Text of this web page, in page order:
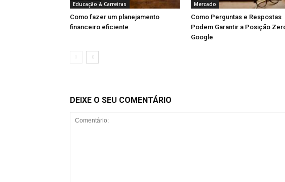
Educação & Carreiras
Como fazer um planejamento
financeiro eficiente
Mercado
Como Perguntas e Respostas
Podem Garantir a Posição
Google
DEIXE O SEU COMENTÁRIO